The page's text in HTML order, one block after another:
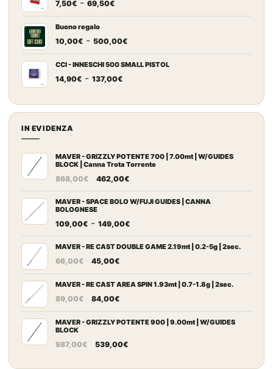
da
67,00€
7,50€ - 69,50€
da
a
69,50€
Buono regalo
10,00€ - 500,00€Fascia
prezzo:
a
500,00€
CCI - INNESCHI 500 SMALL PISTOL
14,90€ - 137,00€Fascia
prezzo:
da
137,00€
IN EVIDENZA
MAVER - GRIZZLY POTENTE 700 | 7.00mt | W/GUIDES
BLOCK | Canna Trota Torrente
868,00€
Il
originale
era:
868,00€.
462,00€Il
attuale
462,00€.
MAVER - SPACE BOLO W/FUJI GUIDES | CANNA
BOLOGNESE
109,00€ - 149,00€Fascia
prezzo:
a
MAVER - RE CAST DOUBLE GAME 2.19mt | 0.2-5g | 2sec.
66,00€
Il
originale
era:
45,00€Il
attuale
è:
MAVER - RE CAST AREA SPIN 1.93mt | 0.7-1.8g | 2sec.
89,00€
Il
originale
89,00€.
84,00€Il
attuale
84,00€.
MAVER - GRIZZLY POTENTE 900 | 9.00mt | W/GUIDES
BLOCK
987,00€
Il
539,00€Il